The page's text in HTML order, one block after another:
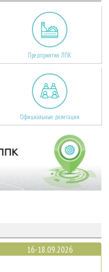
Предприятия ЛПК
Официальные делегации
16-18.09.2026